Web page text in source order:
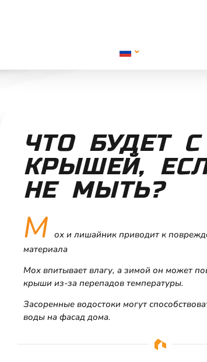
ЧТО БУДЕТ С
КРЫШЕЙ,
НЕ МЫТЬ?
М ох и лишайник приводит к
материала
Мох впитывает влагу, а зимой он может
крыши из-за перепадов температуры.
Засоренные водостоки могут
воды на фасад дома.